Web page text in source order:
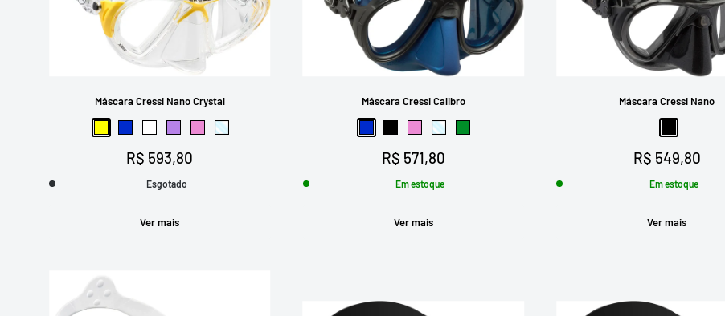
Máscara Cressi Nano Crystal
RosaTransparente
Preço
promocional
R$ 593,80
Esgotado
Ver mais
Máscara Cressi Calibro
RosaTransparente
Preço
promocional
R$ 571,80
Em estoque
Ver mais
Máscara Cressi Nano
Preço
promocional
R$ 549,80
Em estoque
Ver mais